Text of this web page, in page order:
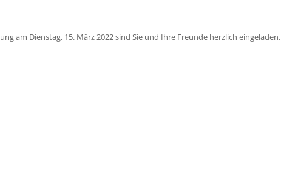
am Dienstag, 15. März 2022 sind Sie und Ihre Freunde herzlich eingeladen.